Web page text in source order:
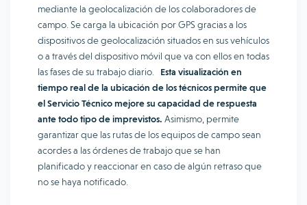
mediante la geolocalización de los colaboradores de
campo. Se carga la ubicación por GPS gracias a los
dispositivos de geolocalización situados en sus vehículos
o a través del dispositivo móvil que va con ellos en todas
las fases de su trabajo diario. Esta visualización en
tiempo real de la ubicación de los técnicos permite que
el Servicio Técnico mejore su capacidad de respuesta
ante todo tipo de imprevistos. Asimismo, permite
garantizar que las rutas de los equipos de campo sean
acordes a las órdenes de trabajo que se han
planificado y reaccionar en caso de algún retraso que
no se haya notificado.